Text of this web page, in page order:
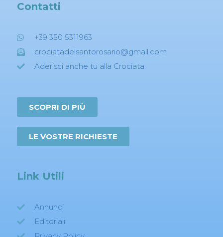
Contatti
+39 350 5311963
crociatadelsantorosario@gmail.com
Aderisci anche tu alla Crociata
SCOPRI DI PIÙ
LE VOSTRE RICHIESTE
Link Utili
Annunci
Editoriali